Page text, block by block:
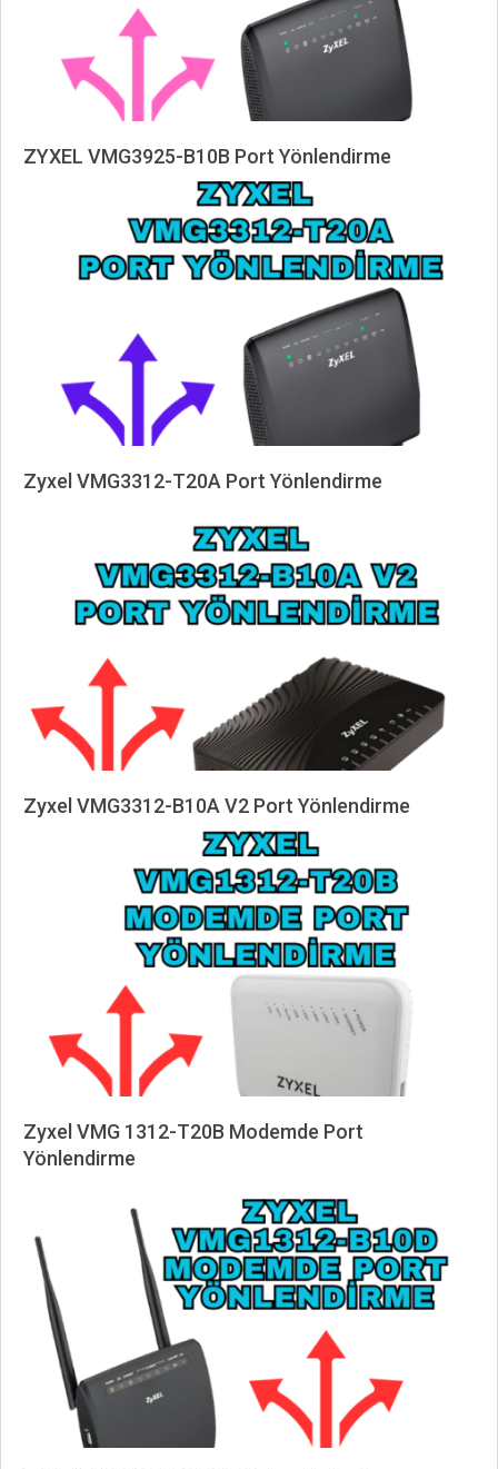
ZYXEL VMG3925-B10B Port Yönlendirme
Zyxel VMG3312-T20A Port Yönlendirme
Zyxel VMG3312-B10A V2 Port Yönlendirme
Zyxel VMG 1312-T20B Modemde Port
Yönlendirme
19